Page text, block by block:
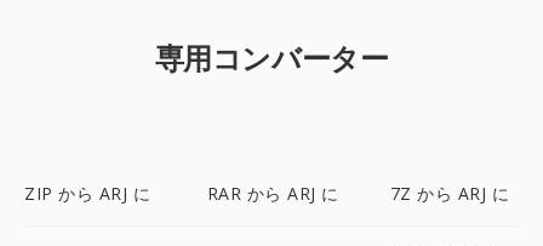
専用コンバーター
ZIP から ARJ に RAR から ARJ に 7Z から ARJ に